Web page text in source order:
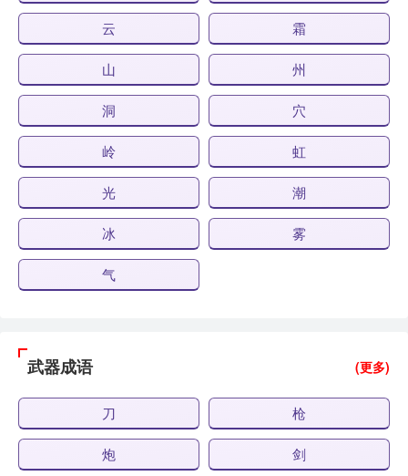
云 霜
山 州
洞 穴
岭 虹
光 潮
冰 雾
气
武器成语 (更多)
刀 枪
炮 剑